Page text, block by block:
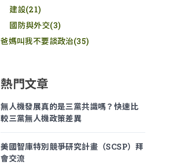
建設(21)
國防與外交(3)
爸媽叫我不要談政治(35)
熱門文章
無人機發展真的是三黨共識嗎？快速比
較三黨無人機政策差異
美國智庫特別競爭研究計畫（SCSP）拜
會交流